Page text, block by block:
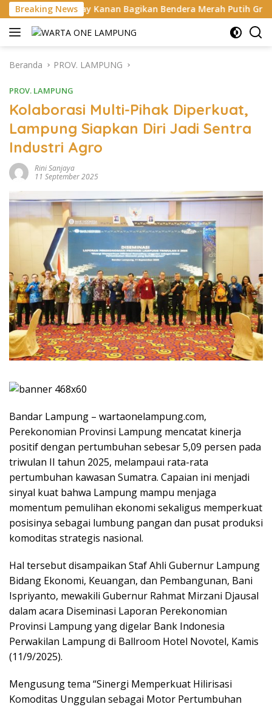
Langsung
ke
konten
Breaking News
Bagikan Bendera Merah Putih Gratis ke Pengendara
Beranda PROV. LAMPUNG
PROV. LAMPUNG
Kolaborasi Multi-Pihak Diperkuat,
Lampung Siapkan Diri Jadi Sentra
Industri Agro
Rini Sanjaya
11 September 2025
Bandar Lampung – wartaonelampung.com,
Perekonomian Provinsi Lampung mencatat kinerja
positif dengan pertumbuhan sebesar 5,09 persen pada
triwulan II tahun 2025, melampaui rata-rata
pertumbuhan kawasan Sumatra. Capaian ini menjadi
sinyal kuat bahwa Lampung mampu menjaga
momentum pemulihan ekonomi sekaligus memperkuat
posisinya sebagai lumbung pangan dan pusat produksi
komoditas strategis nasional.
Hal tersebut disampaikan Staf Ahli Gubernur Lampung
Bidang Ekonomi, Keuangan, dan Pembangunan, Bani
Ispriyanto, mewakili Gubernur Rahmat Mirzani Djausal
dalam acara Diseminasi Laporan Perekonomian
Provinsi Lampung yang digelar Bank Indonesia
Perwakilan Lampung di Ballroom Hotel Novotel, Kamis
(11/9/2025).
Mengusung tema “Sinergi Memperkuat Hilirisasi
Komoditas Unggulan sebagai Motor Pertumbuhan